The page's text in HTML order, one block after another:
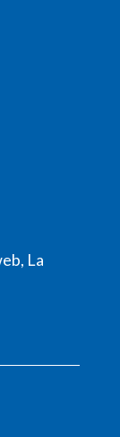
La